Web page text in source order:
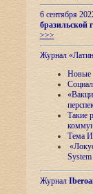
6 сентября
бразильской
>>>
Журнал
Новые
Такие
Тема
Журнал